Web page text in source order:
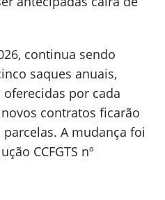
continua sendo
saques anuais,
por cada
contratos ficarão
A mudança foi
CCFGTS nº